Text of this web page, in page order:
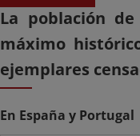
La población
máximo
ejemplares
En España y Portugal